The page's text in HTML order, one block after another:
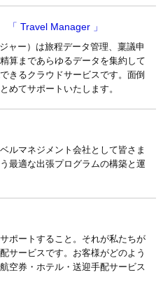
Travel Manager 」
ャー）は旅程データ管理、稟議申
算まであらゆるデータを集約して
きるクラウドサービスです。面倒
めてサポートいたします。
ルマネジメント会社として皆さま
最適な出張プログラムの構築と運
ポートすること。それが私たちが
サービスです。お客様がどのよう
空券・ホテル・送迎手配サービス